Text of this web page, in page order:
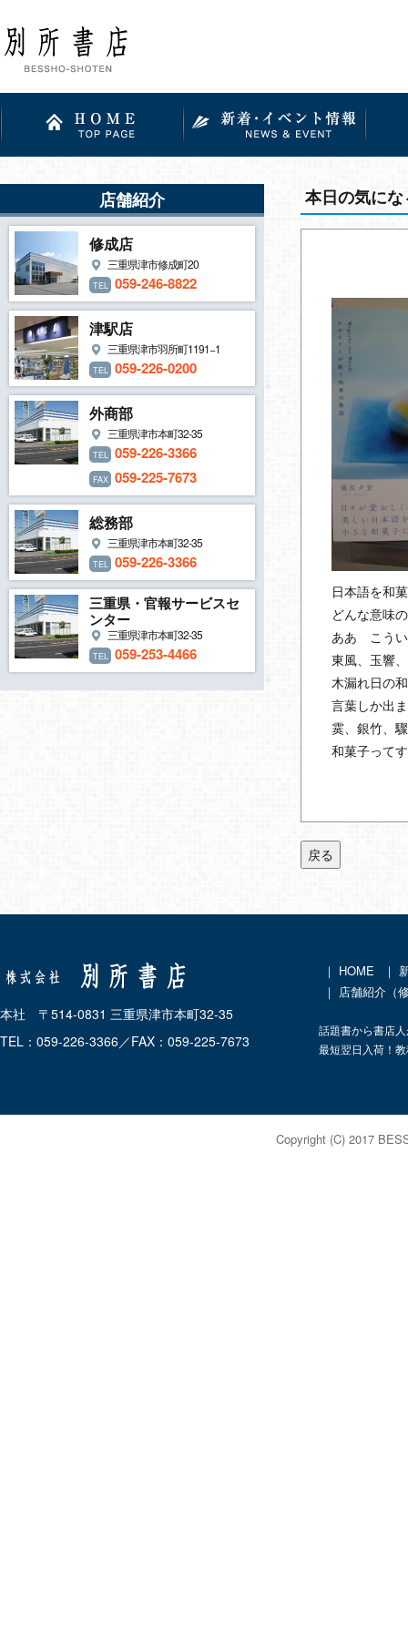
店舗紹介
修成店
三重県津市修成町20
TEL 059-246-8822
津駅店
三重県津市羽所町1191−1
TEL 059-226-0200
外商部
三重県津市本町32-35
TEL 059-226-3366
FAX 059-225-7673
総務部
三重県津市本町32-35
TEL 059-226-3366
三重県・官報サービスセ
ンター
三重県津市本町32-35
TEL 059-253-4466
本日の気に
日本語を和
どんな意味
ああ こうい
東風、玉響
木漏れ日の
言葉しか出
霙、銀竹、
和菓子って
戻る
本社 〒514-0831 三重県津市本町32-35
TEL：059-226-3366／FAX：059-225-7673
｜ HOME ｜
｜ 店舗紹介（
話題書から書店
最短翌日入荷！
Copyright (C) 2017